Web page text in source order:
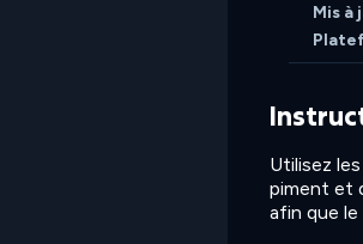
Mis à
Utilisez
piment et
afin que le